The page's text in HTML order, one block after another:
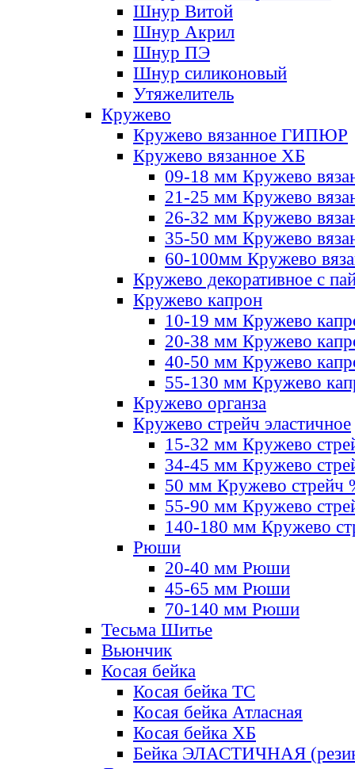
Шнур Витой
Шнур Акрил
Шнур ПЭ
Шнур силиконовый
Утяжелитель
Кружево
Кружево вязанное ГИПЮР
Кружево вязанное ХБ
09-18 мм Кружево
21-25 мм Кружево
26-32 мм Кружево
35-50 мм Кружево
60-100мм Кружево
Кружево декоративное с
Кружево капрон
10-19 мм Кружево
20-38 мм Кружево
40-50 мм Кружево
55-130 мм Кружево
Кружево органза
Кружево стрейч эластичное
15-32 мм Кружево
34-45 мм Кружево
50 мм Кружево стрейч
55-90 мм Кружево
140-180 мм Кружево
Рюши
20-40 мм Рюши
45-65 мм Рюши
70-140 мм Рюши
Тесьма Шитье
Вьюнчик
Косая бейка
Косая бейка ТС
Косая бейка Атласная
Косая бейка ХБ
Бейка ЭЛАСТИЧНАЯ